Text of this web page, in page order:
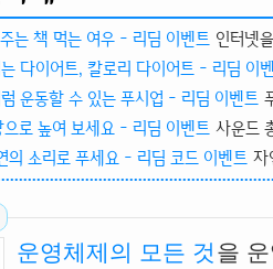
는 책 먹는 여우 - 리딤 이벤트 인터넷
다이어트, 칼로리 다이어트 - 리딤 이
운동할 수 있는 푸시업 - 리딤 이벤트
로 높여 보세요 - 리딤 이벤트 사운드
의 소리로 푸세요 - 리딤 코드 이벤트 자
운영체제의 모든 것 을